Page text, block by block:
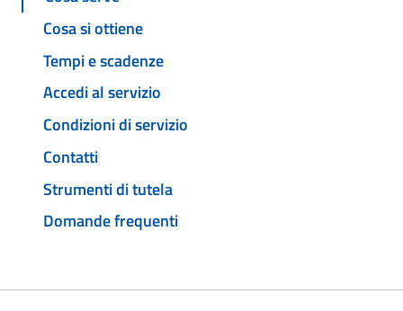
Cosa si ottiene
Tempi e scadenze
Accedi al servizio
Condizioni di servizio
Contatti
Strumenti di tutela
Domande frequenti